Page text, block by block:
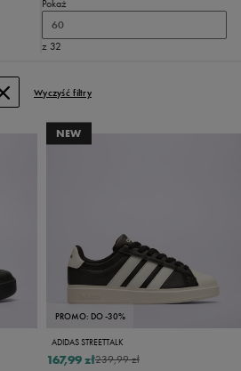
Pokaż
60
z 32
Wyczyść filtry
NEW
PROMO: DO -30%
ADIDAS STREETTALK
239,99 zł
167,99 zł